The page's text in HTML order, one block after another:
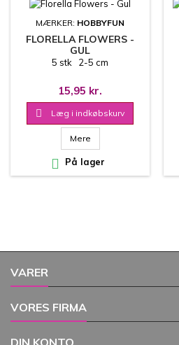
MÆRKER: HOBBYFUN
FLORELLA FLOWERS -
GUL
5 stk 2-5 cm
15,95 kr.
 Læg i indkøbskurv
Mere
 På lager
VARER
VORES FIRMA
DIN KONTO